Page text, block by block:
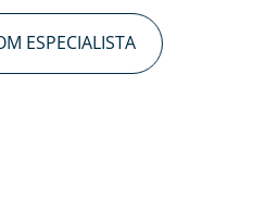
ESPECIALISTA